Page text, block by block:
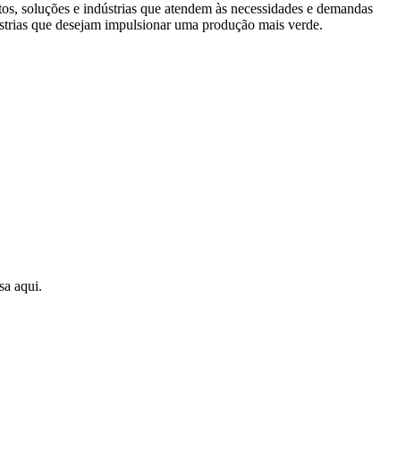
soluções e indústrias que atendem às necessidades e demandas
que desejam impulsionar uma produção mais verde.
aqui.